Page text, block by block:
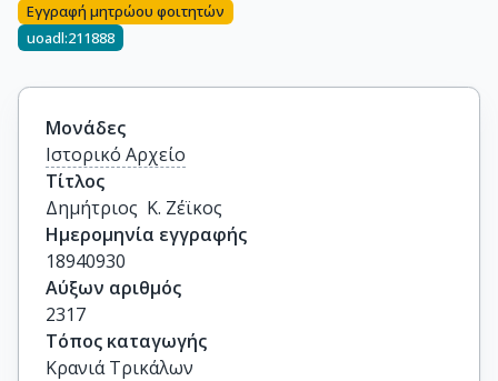
Εγγραφή μητρώου φοιτητών
uoadl:211888
Μονάδες
Ιστορικό Αρχείο
Τίτλος
Δημήτριος  Κ. Ζέϊκος
Ημερομηνία εγγραφής
18940930
Αύξων αριθμός
2317
Τόπος καταγωγής
Κρανιά Τρικάλων